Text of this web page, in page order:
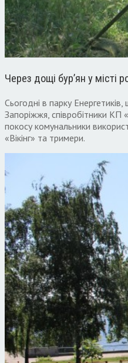
Через дощі бур’ян у місті
Сьогодні в парку
Запоріжжя, співробітники КП
покосу комунальники
«Вікінг» та тримери.